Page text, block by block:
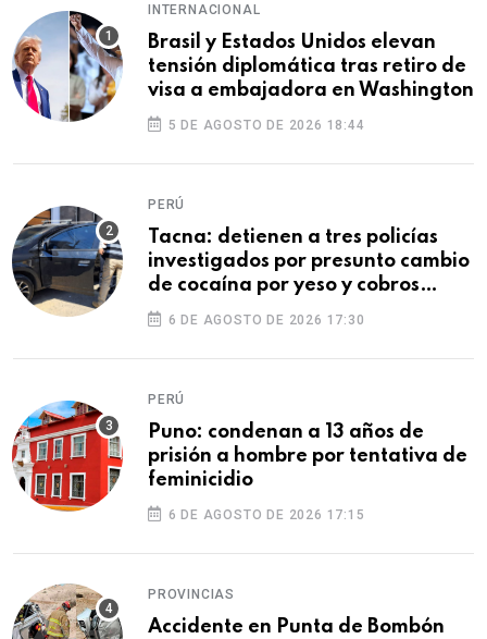
INTERNACIONAL
Brasil y Estados Unidos elevan
tensión diplomática tras retiro de
visa a embajadora en Washington
5 DE AGOSTO DE 2026 18:44
PERÚ
Tacna: detienen a tres policías
investigados por presunto cambio
de cocaína por yeso y cobros
ilegales
6 DE AGOSTO DE 2026 17:30
PERÚ
Puno: condenan a 13 años de
prisión a hombre por tentativa de
feminicidio
6 DE AGOSTO DE 2026 17:15
PROVINCIAS
Accidente en Punta de Bombón